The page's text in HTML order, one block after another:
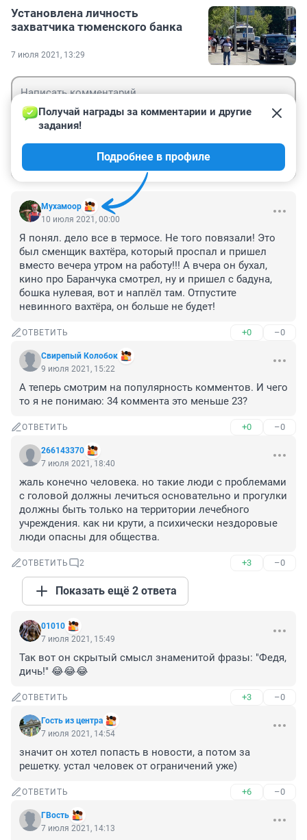
Установлена личность
захватчика тюменского банка
7 июля 2021, 13:29
Мухамоор
Получай награды за комментарии и другие
задания!
Подробнее в профиле
10 июля 2021, 00:00
Я понял. дело все в термосе. Не того повязали! Это
был сменщик вахтёра, который проспал и пришел
вместо вечера утром на работу!!! А вчера он бухал,
кино про Баранчука смотрел, ну и пришел с бадуна,
бошка нулевая, вот и наплёл там. Отпустите
невинного вахтёра, он больше не будет!
ОТВЕТИТЬ +0 –0
Свирепый Колобок
9 июля 2021, 15:22
А теперь смотрим на популярность комментов. И чего
то я не понимаю: 34 коммента это меньше 23?
ОТВЕТИТЬ +0 –0
266143370
7 июля 2021, 18:40
жаль конечно человека. но такие люди с проблемами
с головой должны лечиться основательно и прогулки
должны быть только на территории лечебного
учреждения. как ни крути, а психически нездоровые
люди опасны для общества.
ОТВЕТИТЬ 2 +3 –0
Показать ещё 2 ответа
01010
7 июля 2021, 15:49
Так вот он скрытый смысл знаменитой фразы: "Федя,
дичь!" 😂😂😂
ОТВЕТИТЬ +3 –0
Гость из центра
7 июля 2021, 14:54
значит он хотел попасть в новости, а потом за
решетку. устал человек от ограничений уже)
ОТВЕТИТЬ +6 –0
ГВость
7 июля 2021, 14:13